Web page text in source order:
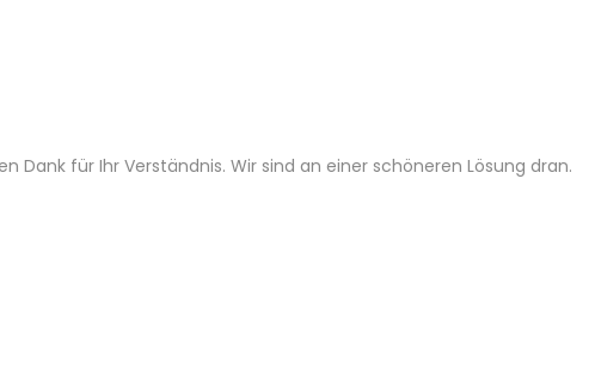
für Ihr Verständnis. Wir sind an einer schöneren Lösung dran.